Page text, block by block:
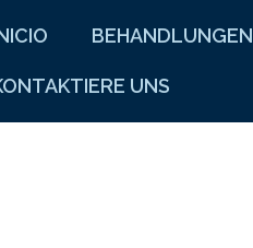
BEHANDLUNGEN
UNS